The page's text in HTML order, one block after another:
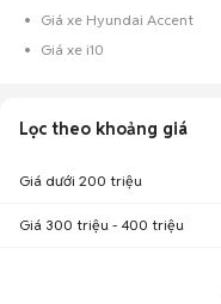
Giá xe Hyundai Accent
Giá xe i10
Lọc theo khoảng giá
Giá dưới 200 triệu
Giá 300 triệu - 400 triệu